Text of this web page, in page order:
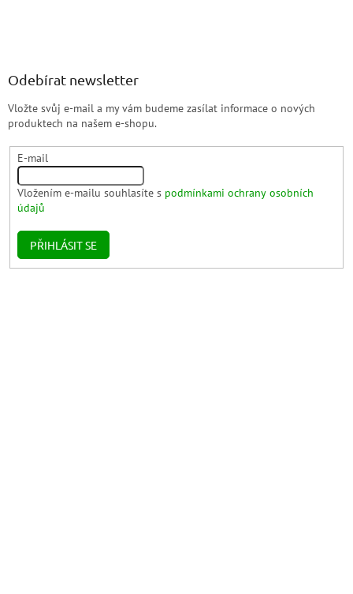
Odebírat newsletter
Vložte svůj e-mail a my vám budeme zasílat informace o nových
produktech na našem e-shopu.
E-mail
Vložením e-mailu souhlasíte s podmínkami ochrany osobních
údajů
PŘIHLÁSIT SE